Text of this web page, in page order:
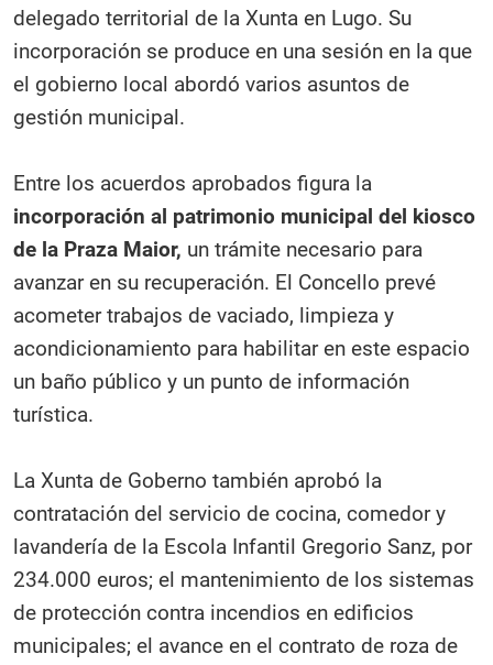
delegado territorial de la Xunta en Lugo. Su
incorporación se produce en una sesión en la que
el gobierno local abordó varios asuntos de
gestión municipal.
Entre los acuerdos aprobados figura la
incorporación al patrimonio municipal del kiosco
de la Praza Maior, un trámite necesario para
avanzar en su recuperación. El Concello prevé
acometer trabajos de vaciado, limpieza y
acondicionamiento para habilitar en este espacio
un baño público y un punto de información
turística.
La Xunta de Goberno también aprobó la
contratación del servicio de cocina, comedor y
lavandería de la Escola Infantil Gregorio Sanz, por
234.000 euros; el mantenimiento de los sistemas
de protección contra incendios en edificios
municipales; el avance en el contrato de roza de